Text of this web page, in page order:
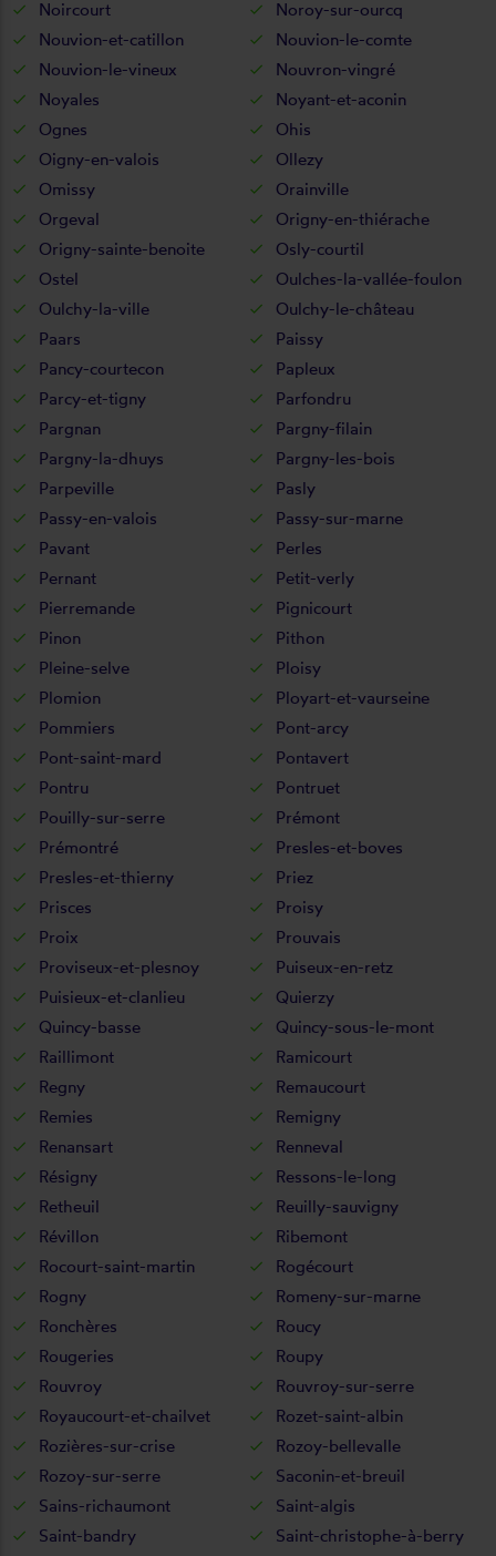
Noircourt
Noroy-sur-ourcq
Nouvion-et-catillon
Nouvion-le-comte
Nouvion-le-vineux
Nouvron-vingré
Noyales
Noyant-et-aconin
Ognes
Ohis
Oigny-en-valois
Ollezy
Omissy
Orainville
Orgeval
Origny-en-thiérache
Origny-sainte-benoite
Osly-courtil
Ostel
Oulches-la-vallée-foulon
Oulchy-la-ville
Oulchy-le-château
Paars
Paissy
Pancy-courtecon
Papleux
Parcy-et-tigny
Parfondru
Pargnan
Pargny-filain
Pargny-la-dhuys
Pargny-les-bois
Parpeville
Pasly
Passy-en-valois
Passy-sur-marne
Pavant
Perles
Pernant
Petit-verly
Pierremande
Pignicourt
Pinon
Pithon
Pleine-selve
Ploisy
Plomion
Ployart-et-vaurseine
Pommiers
Pont-arcy
Pont-saint-mard
Pontavert
Pontru
Pontruet
Pouilly-sur-serre
Prémont
Prémontré
Presles-et-boves
Presles-et-thierny
Priez
Prisces
Proisy
Proix
Prouvais
Proviseux-et-plesnoy
Puiseux-en-retz
Puisieux-et-clanlieu
Quierzy
Quincy-basse
Quincy-sous-le-mont
Raillimont
Ramicourt
Regny
Remaucourt
Remies
Remigny
Renansart
Renneval
Résigny
Ressons-le-long
Retheuil
Reuilly-sauvigny
Révillon
Ribemont
Rocourt-saint-martin
Rogécourt
Rogny
Romeny-sur-marne
Ronchères
Roucy
Rougeries
Roupy
Rouvroy
Rouvroy-sur-serre
Royaucourt-et-chailvet
Rozet-saint-albin
Rozières-sur-crise
Rozoy-bellevalle
Rozoy-sur-serre
Saconin-et-breuil
Sains-richaumont
Saint-algis
Saint-bandry
Saint-christophe-à-berry